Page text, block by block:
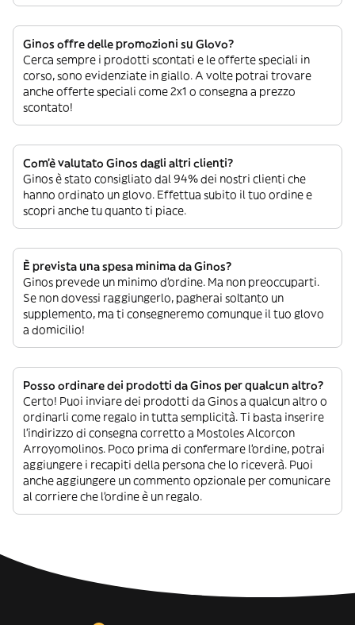
Ginos offre delle promozioni su Glovo?
Cerca sempre i prodotti scontati e le offerte speciali in
corso, sono evidenziate in giallo. A volte potrai trovare
anche offerte speciali come 2x1 o consegna a prezzo
scontato!
Com’è valutato Ginos dagli altri clienti?
Ginos è stato consigliato dal 94% dei nostri clienti che
hanno ordinato un glovo. Effettua subito il tuo ordine e
scopri anche tu quanto ti piace.
È prevista una spesa minima da Ginos?
Ginos prevede un minimo d’ordine. Ma non preoccuparti.
Se non dovessi raggiungerlo, pagherai soltanto un
supplemento, ma ti consegneremo comunque il tuo glovo
a domicilio!
Posso ordinare dei prodotti da Ginos per qualcun altro?
Certo! Puoi inviare dei prodotti da Ginos a qualcun altro o
ordinarli come regalo in tutta semplicità. Ti basta inserire
l’indirizzo di consegna corretto a Mostoles Alcorcon
Arroyomolinos. Poco prima di confermare l’ordine, potrai
aggiungere i recapiti della persona che lo riceverà. Puoi
anche aggiungere un commento opzionale per comunicare
al corriere che l’ordine è un regalo.